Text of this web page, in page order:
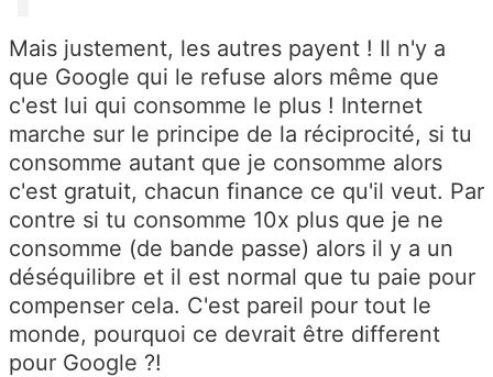
Mais justement, les autres payent ! Il n'y a
que Google qui le refuse alors même que
c'est lui qui consomme le plus ! Internet
marche sur le principe de la réciprocité, si tu
consomme autant que je consomme alors
c'est gratuit, chacun finance ce qu'il veut. Par
contre si tu consomme 10x plus que je ne
consomme (de bande passe) alors il y a un
déséquilibre et il est normal que tu paie pour
compenser cela. C'est pareil pour tout le
monde, pourquoi ce devrait être different
pour Google ?!